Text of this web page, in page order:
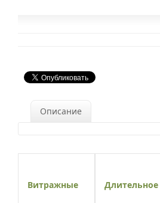
Описание
Витражные Длительное